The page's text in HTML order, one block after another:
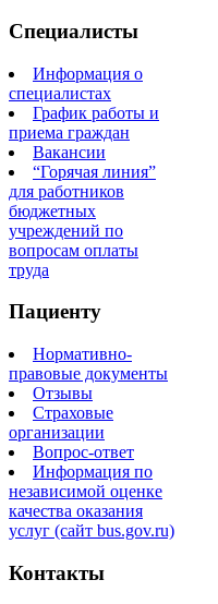
Специалисты
Информация о
специалистах
График работы и
приема граждан
Вакансии
“Горячая линия”
для работников
бюджетных
учреждений по
вопросам оплаты
труда
Пациенту
Нормативно-
правовые документы
Отзывы
Страховые
организации
Вопрос-ответ
Информация по
независимой оценке
качества оказания
услуг (сайт bus.gov.ru)
Контакты